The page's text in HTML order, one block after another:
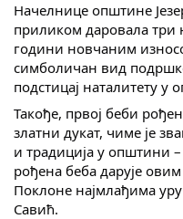
Вијести
Активности
Јавни позиви
Начелнице општине
приликом даровала три
години новчаним
симболичан вид
подстицај наталитету у
Такође, првој беби
златни дукат, чиме је
и традиција у општини
рођена беба дарује
Поклоне најмлађима
Савић.